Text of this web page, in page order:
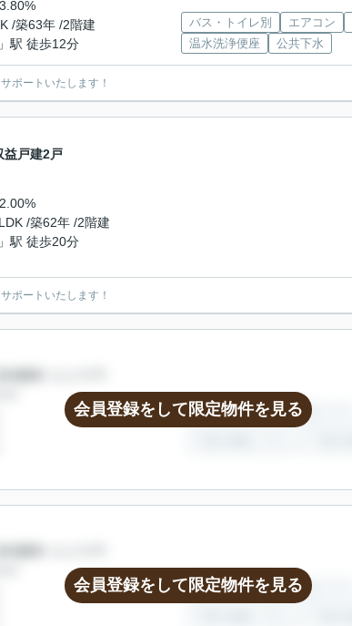
/築63年 /2階建
」駅 徒歩12分
バス・トイレ別 エアコン
温水洗浄便座
公共下水
ポートいたします！
益戸建2戸
/築62年 /2階建
」駅 徒歩20分
ポートいたします！
会員登録をして限定物件を見る
会員登録をして限定物件を見る